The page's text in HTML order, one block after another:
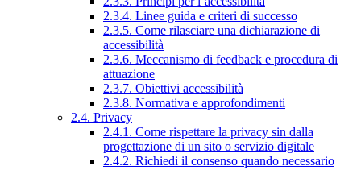
2.3.4. Linee guida e criteri di successo
2.3.5. Come rilasciare una dichiarazione di
accessibilità
2.3.6. Meccanismo di feedback e procedura di
attuazione
2.3.7. Obiettivi accessibilità
2.3.8. Normativa e approfondimenti
2.4. Privacy
2.4.1. Come rispettare la privacy sin dalla
progettazione di un sito o servizio digitale
2.4.2. Richiedi il consenso quando necessario